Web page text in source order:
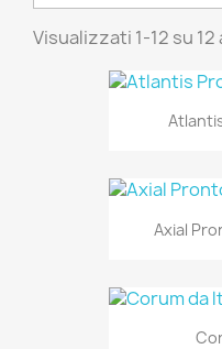
Visualizzati 1-12 su
Axial